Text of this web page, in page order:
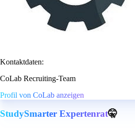
Kontaktdaten:
CoLab Recruiting-Team
Profil von CoLab anzeigen
StudySmarter Expertenrat🤫